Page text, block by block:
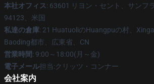
本社オフィス: 63601 リヨン・セント、サンフ
94123、米国
私達の倉庫: 21 HuatuoliのHuangpuの村、
Baoding都市、広東省、CN
営業時間: 9:00～18:00(月～金)
電子メール担当:クリッツ・コンナー
会社案内